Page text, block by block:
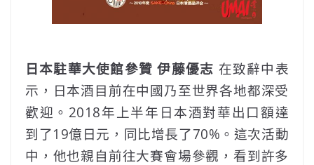
日本駐華大使館參贊 伊藤優志 在致辭中表
示，日本酒目前在中國乃至世界各地都深受
歡迎。2018年上半年日本酒對華出口額達
到了19億日元，同比增長了70%。這次活動
中，他也親自前往大賽會場參觀，看到許多